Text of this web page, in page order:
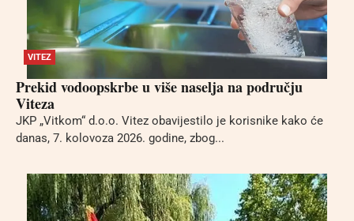
VITEZ
Prekid vodoopskrbe u više naselja na području
Viteza
JKP „Vitkom“ d.o.o. Vitez obavijestilo je korisnike kako će
danas, 7. kolovoza 2026. godine, zbog...